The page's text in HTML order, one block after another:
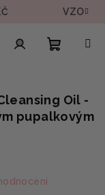
VZOREK V
košík
Oil -
pupalkovým